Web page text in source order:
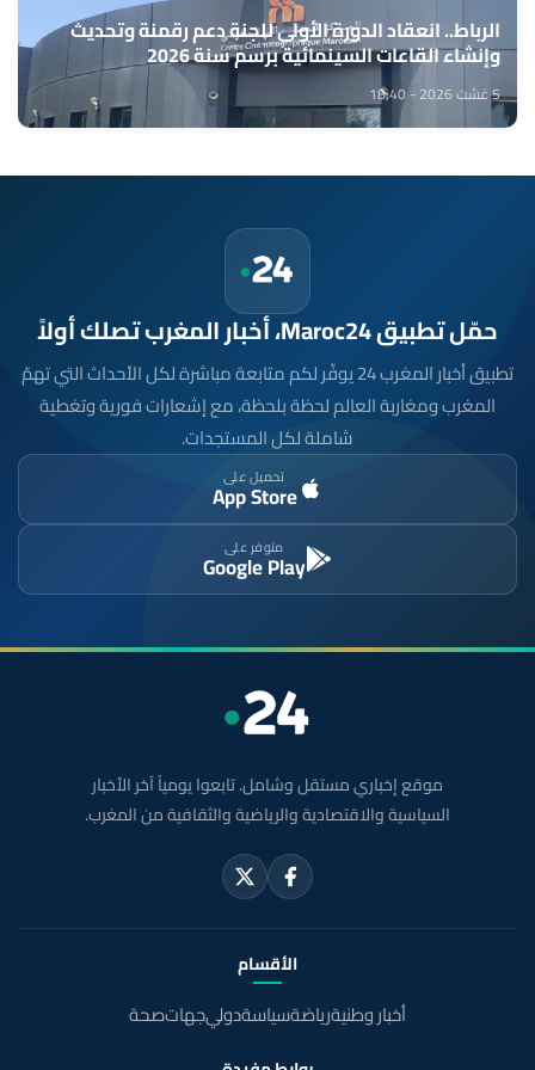
الرباط.. انعقاد الدورة الأولى للجنة دعم رقمنة وتحديث
وإنشاء القاعات السينمائية برسم سنة 2026
5 غشت 2026 - 18:40
حمّل تطبيق Maroc24، أخبار المغرب تصلك أولاً
تطبيق أخبار المغرب 24 يوفّر لكم متابعة مباشرة لكل الأحداث التي تهمّ
المغرب ومغاربة العالم لحظة بلحظة، مع إشعارات فورية وتغطية
شاملة لكل المستجدات.
تحميل على
App Store
متوفر على
Google Play
موقع إخباري مستقل وشامل. تابعوا يومياً آخر الأخبار
السياسية والاقتصادية والرياضية والثقافية من المغرب.
الأقسام
أخبار وطنيةرياضةسياسةدوليجهاتصحة